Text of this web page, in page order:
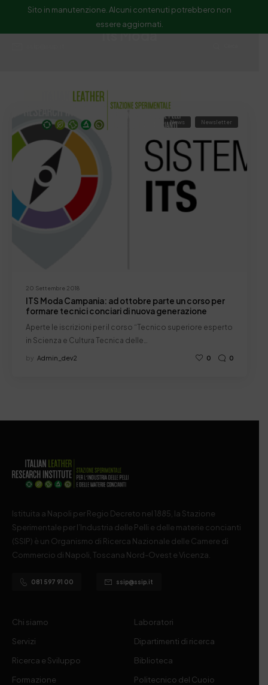
Sito in manutenzione. Alcuni contenuti potrebbero non
essere aggiornati.
Its Moda
20 Settembre 2018
News Newsletter
ITS Moda Campania: ad ottobre parte un corso per
formare tecnici conciari di nuova generazione
Aperte le iscrizioni per il corso “Tecnico superiore esperto
in Scienza e Cultura Tecnica delle…
by Admin_dev2 0 0
Istituita a Napoli per Regio Decreto nel 1885, la Stazione
Sperimentale per l’Industria delle Pelli e delle materie concianti
(SSIP) è un Organismo di Ricerca Nazionale delle Camere di
Commercio di Napoli, Toscana Nord-Ovest e Vicenza.
081 597 91 00 ssip@ssip.it
Chi siamo
Servizi
Ricerca e Sviluppo
Formazione
Laboratori
Dipartimenti di ricerca
Biblioteca
Politecnico del Cuoio